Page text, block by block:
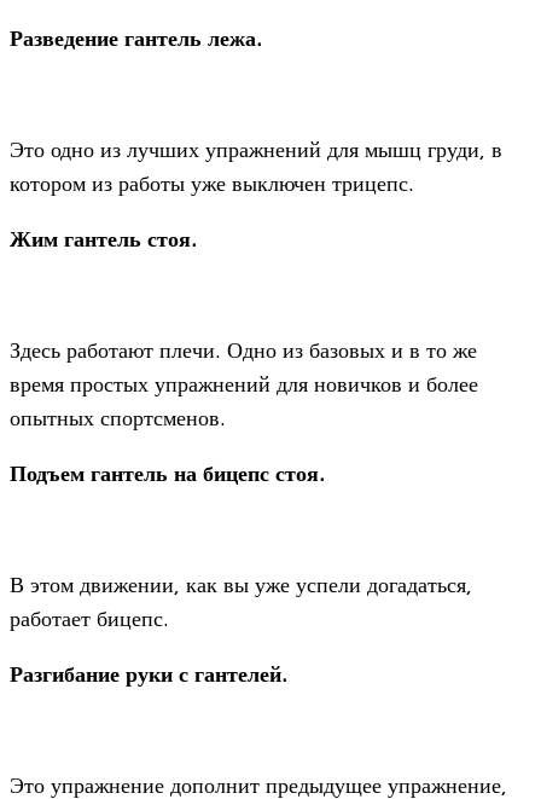
Разведение гантель лежа.
Это одно из лучших упражнений для мышц груди, в
котором из работы уже выключен трицепс.
Жим гантель стоя.
Здесь работают плечи. Одно из базовых и в то же
время простых упражнений для новичков и более
опытных спортсменов.
Подъем гантель на бицепс стоя.
В этом движении, как вы уже успели догадаться,
работает бицепс.
Разгибание руки с гантелей.
Это упражнение дополнит предыдущее упражнение,